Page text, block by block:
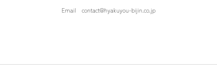
Email contact@hyakuyou-bijin.co.jp